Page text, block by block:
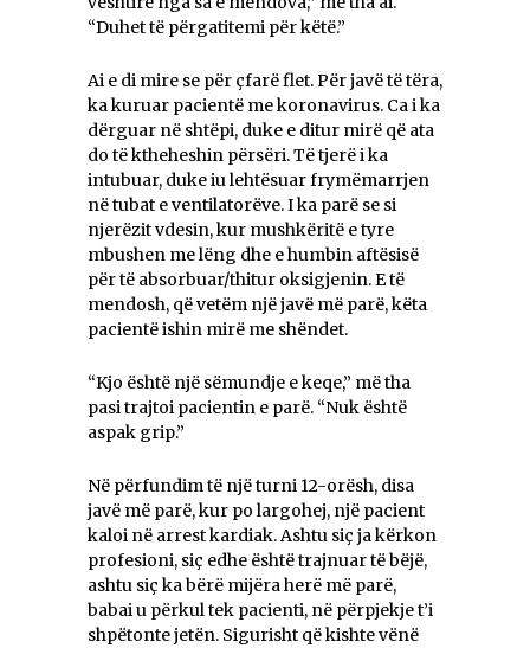
“Duhet të përgatitemi për këtë.”
Ai e di mire se për çfarë flet. Për javë të tëra,
ka kuruar pacientë me koronavirus. Ca i ka
dërguar në shtëpi, duke e ditur mirë që ata
do të ktheheshin përsëri. Të tjerë i ka
intubuar, duke iu lehtësuar frymëmarrjen
në tubat e ventilatorëve. I ka parë se si
njerëzit vdesin, kur mushkëritë e tyre
mbushen me lëng dhe e humbin aftësisë
për të absorbuar/thitur oksigjenin. E të
mendosh, që vetëm një javë më parë, këta
pacientë ishin mirë me shëndet.
“Kjo është një sëmundje e keqe,” më tha
pasi trajtoi pacientin e parë. “Nuk është
aspak grip.”
Në përfundim të një turni 12-orësh, disa
javë më parë, kur po largohej, një pacient
kaloi në arrest kardiak. Ashtu siç ja kërkon
profesioni, siç edhe është trajnuar të bëjë,
ashtu siç ka bërë mijëra herë më parë,
babai u përkul tek pacienti, në përpjekje t’i
shpëtonte jetën. Sigurisht që kishte vënë